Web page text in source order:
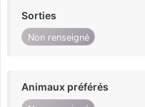
Sorties
Non renseigné
Animaux préférés